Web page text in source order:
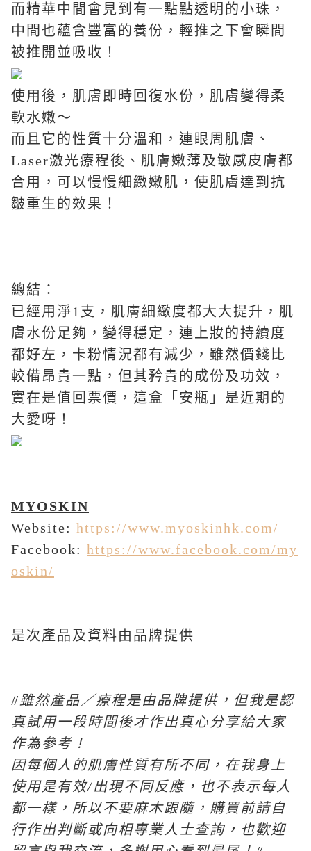
而精華中間會見到有一點點透明的小珠，
中間也蘊含豐富的養份，輕推之下會瞬間
被推開並吸收！
使用後，肌膚即時回復水份，肌膚變得柔
軟水嫩～
而且它的性質十分溫和，連眼周肌膚、
Laser激光療程後、肌膚嫩薄及敏感皮膚都
合用，可以慢慢細緻嫩肌，使肌膚達到抗
皺重生的效果！
總結：
已經用淨1 支，肌膚細緻度都大大提升，肌
膚水份足夠，變得穩定，連上妝的持續度
都好左，卡粉情況都有減少，雖然價錢比
較備昂貴一點，但其矜貴的成份及功效，
實在是值回票價，這盒「安瓶」是近期的
大愛呀！
MYOSKIN
Website: https://www.myoskinhk.com/
Facebook: https://www.facebook.com/my
oskin/
是次產品及資料由品牌提供
#雖然產品／療程是由品牌提供，但我是認
真試用一段時間後才作出真心分享給大家
作為參考！
因每個人的肌膚性質有所不同，在我身上
使用是有效/出現不同反應，也不表示每人
都一樣，所以不要麻木跟隨，購買前請自
行作出判斷或向相專業人士查詢，也歡迎